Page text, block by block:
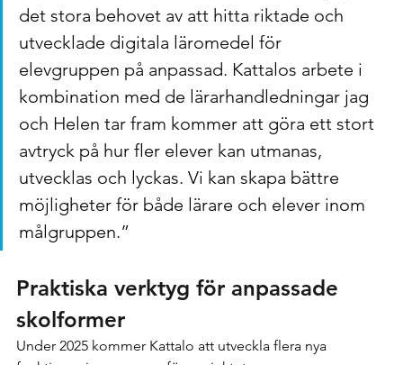
det stora behovet av att hitta riktade och
utvecklade digitala läromedel för
elevgruppen på anpassad. Kattalos arbete i
kombination med de lärarhandledningar jag
och Helen tar fram kommer att göra ett stort
avtryck på hur fler elever kan utmanas,
utvecklas och lyckas. Vi kan skapa bättre
möjligheter för både lärare och elever inom
målgruppen.”
Praktiska verktyg för anpassade
skolformer
Under 2025 kommer Kattalo att utveckla flera nya